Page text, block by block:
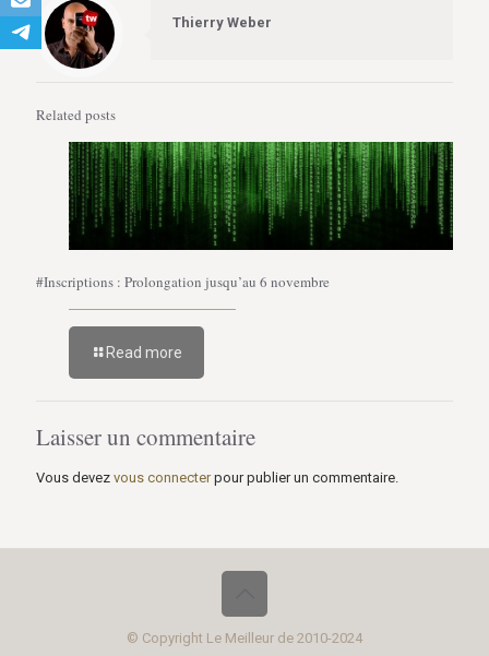
Thierry Weber
Related posts
#Inscriptions : Prolongation jusqu’au 6 novembre
Read more
Laisser un commentaire
Vous devez vous connecterpour publier un commentaire.
© Copyright Le Meilleur de 2010-2024